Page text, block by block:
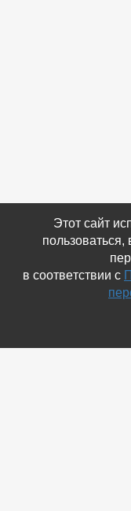
Этот сайт
в соответствии с